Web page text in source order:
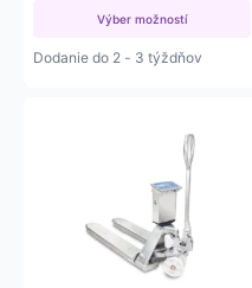
8 106 €
Výber možností
Dodanie do 2 - 3 týždňov